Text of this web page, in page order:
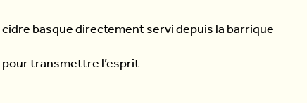
pour transmettre l’esprit